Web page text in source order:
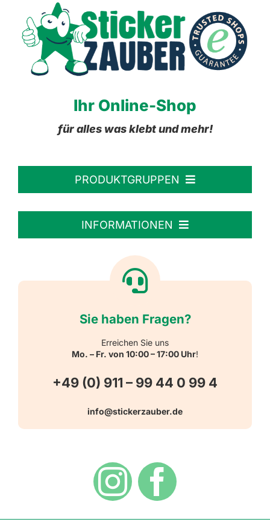
Ihr Online-Shop
für alles was klebt und mehr!
PRODUKTGRUPPEN
Personalisierte Aufkleber
Reflektierende Aufkleber
Warn-, Gebots-, Verbots- und
Hinweisaufkleber
INFORMATIONEN
Versandarten
Widerrufsbelehrung
Sie haben Fragen?
Erreichen Sie uns
Mo. – Fr. von 10:00 – 17:00 Uhr!
+49 (0) 911 – 99 44 0 99 4
info@stickerzauber.de